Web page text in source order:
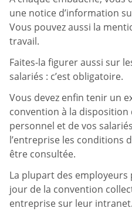
une notice d’information
Vous pouvez aussi la
travail.
Faites-la figurer aussi sur
salariés : c’est obligatoire.
Vous devez enfin tenir un
convention à la
personnel et de vos
l’entreprise les conditions
être consultée.
La plupart des
jour de la convention
entreprise sur leur intranet.